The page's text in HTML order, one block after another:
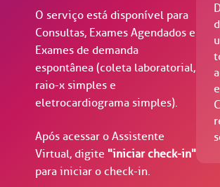
ouvidoria@bp.org.br
Fale Conosco
São Paulo - SP
BP Mirante
corporativa
social
Telemedicina BP
Teleinterconsulta
Centro de Doenças
de cópia de prontuário médico
de orçamento particular
atendimento
especialidades
O serviço está disponível para
Consultas, Exames Agendados e
Exames de demanda
espontânea (coleta laboratorial,
raio-x simples e
eletrocardiograma simples).
Após acessar o Assistente
Virtual, digite "iniciar check-in"
para iniciar o check-in.